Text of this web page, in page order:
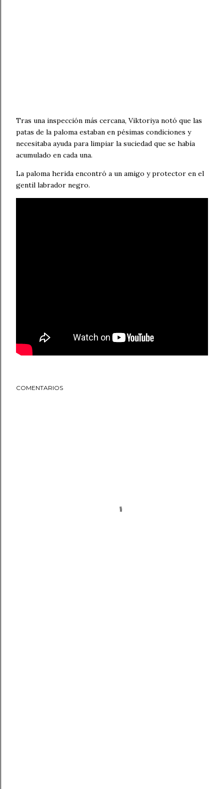
Tras una inspección más cercana, Viktoriya notó que las
patas de la paloma estaban en pésimas condiciones y
necesitaba ayuda para limpiar la suciedad que se había
acumulado en cada una.
La paloma herida encontró a un amigo y protector en el
gentil labrador negro.
COMENTARIOS